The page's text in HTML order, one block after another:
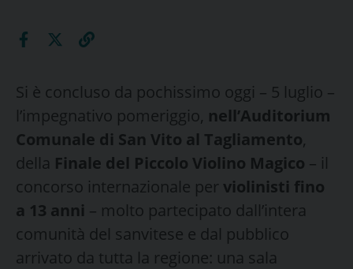
Si è concluso da pochissimo oggi – 5 luglio –
l’impegnativo pomeriggio, nell’Auditorium
Comunale di San Vito al Tagliamento,
della Finale del Piccolo Violino Magico – il
concorso internazionale per violinisti fino
a 13 anni – molto partecipato dall’intera
comunità del sanvitese e dal pubblico
arrivato da tutta la regione: una sala